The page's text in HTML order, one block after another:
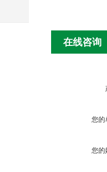
在线咨询
您的
您的